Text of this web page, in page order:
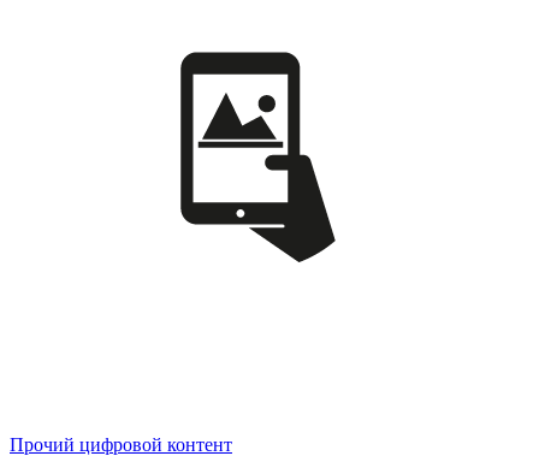
Прочий цифровой контент